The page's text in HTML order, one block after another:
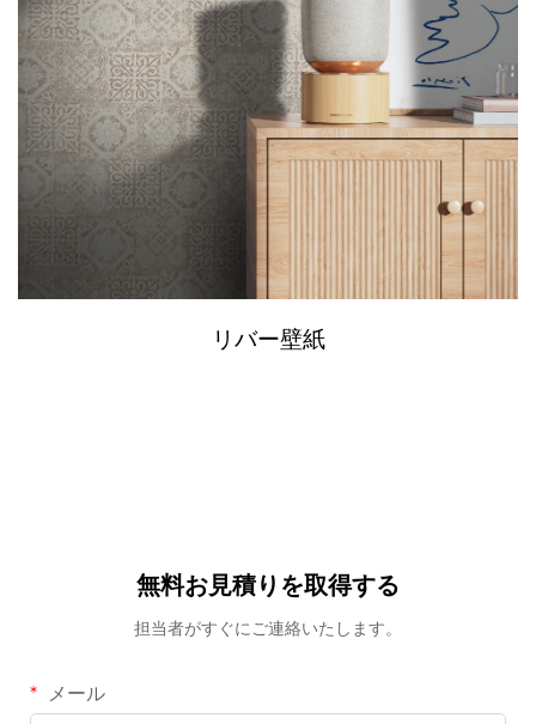
リバー壁紙
無料お見積りを取得する
担当者がすぐにご連絡いたします。
メール